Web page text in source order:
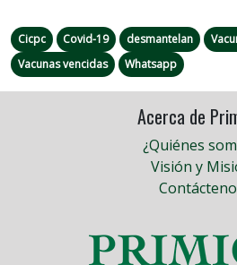
Cicpc Covid-19 desmantelan
Vacunas vencidas
Whatsapp
Acerca de
¿Quiénes
Visión y